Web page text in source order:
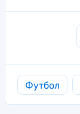
Футбол